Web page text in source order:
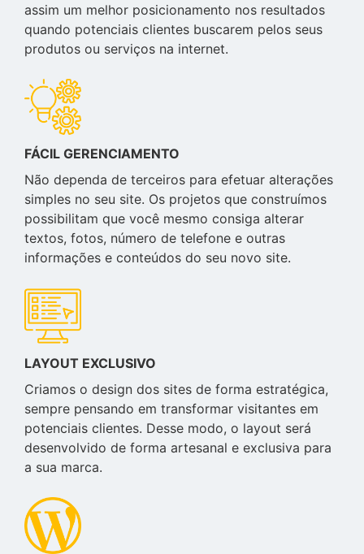
assim um melhor posicionamento nos resultados
quando potenciais clientes buscarem pelos seus
produtos ou serviços na internet.
FÁCIL GERENCIAMENTO
Não dependa de terceiros para efetuar alterações
simples no seu site. Os projetos que construímos
possibilitam que você mesmo consiga alterar
textos, fotos, número de telefone e outras
informações e conteúdos do seu novo site.
LAYOUT EXCLUSIVO
Criamos o design dos sites de forma estratégica,
sempre pensando em transformar visitantes em
potenciais clientes. Desse modo, o layout será
desenvolvido de forma artesanal e exclusiva para
a sua marca.